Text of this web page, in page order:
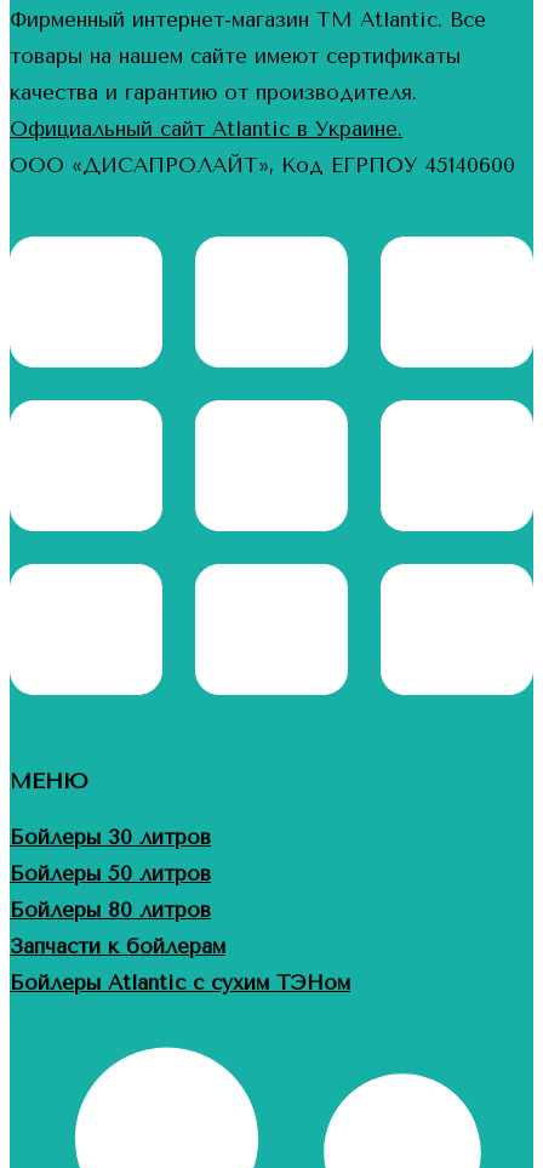
Фирменный интернет-магазин ТМ Atlantic. Все
товары на нашем сайте имеют сертификаты
качества и гарантию от производителя.
Официальный сайт Atlantic в Украине.
ООО «ДИСАПРОЛАЙТ», Код ЕГРПОУ 45140600
МЕНЮ
Бойлеры 30 литров
Бойлеры 50 литров
Бойлеры 80 литров
Запчасти к бойлерам
Бойлеры Atlantic с сухим ТЭНом